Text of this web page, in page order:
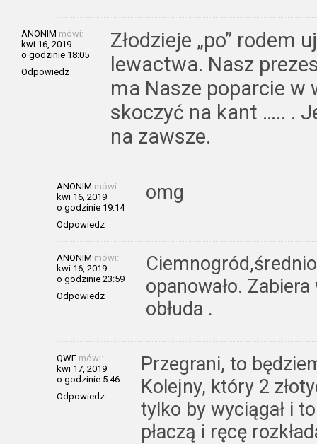
ANONIM mówi:
kwi 16, 2019
o godzinie 18:05
Odpowiedz
Złodzieje „po” rodem
lewactwa. Nasz
ma Nasze poparcie w
skoczyć na kant ….. .
na zawsze.
ANONIM mówi:
kwi 16, 2019
o godzinie 19:14
Odpowiedz
omg
ANONIM mówi:
kwi 16, 2019
o godzinie 23:59
Odpowiedz
opanowało.
obłuda .
QWE mówi:
kwi 17, 2019
o godzinie 5:46
Odpowiedz
Przegrani, to
Kolejny, który 2
tylko by wyciągał i
płaczą i ręcę